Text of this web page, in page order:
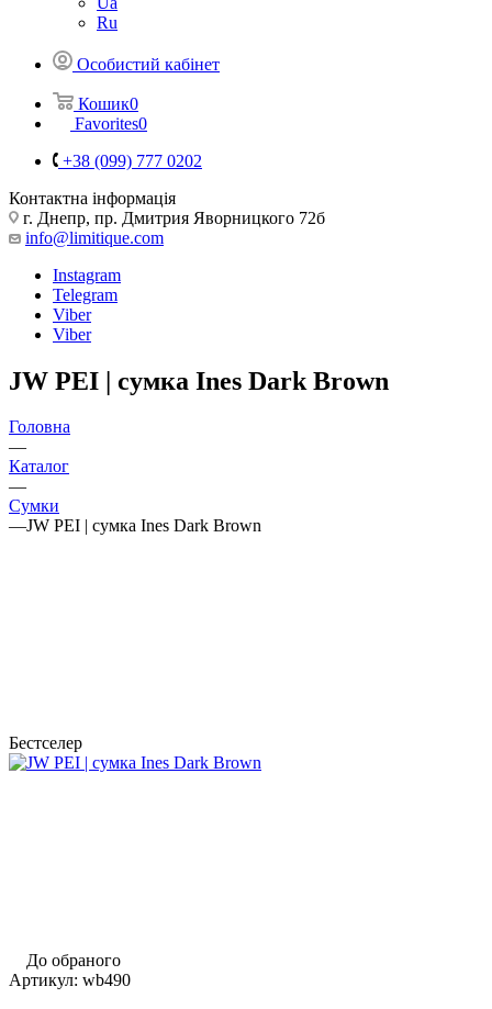
Ru
Особистий кабінет
Кошик0
Favorites0
+38 (099) 777 0202
Контактна інформація
г. Днепр, пр. Дмитрия Яворницкого 72б
info@limitique.com
Instagram
Telegram
Viber
Viber
JW PEI | сумка Ines Dark Brown
Головна
—
Каталог
—
Сумки
—JW PEI | сумка Ines Dark Brown
Бестселер
До обраного
Артикул: wb490